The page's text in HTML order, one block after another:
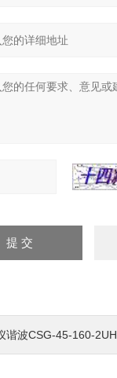
谐波CSG-45-160-2UH